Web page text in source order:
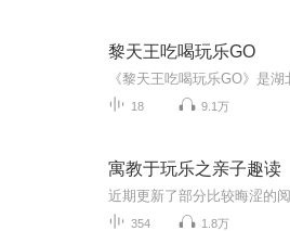
黎天王吃喝玩乐GO
18 9.1万
寓教于玩乐之亲子趣读
354 1.8万